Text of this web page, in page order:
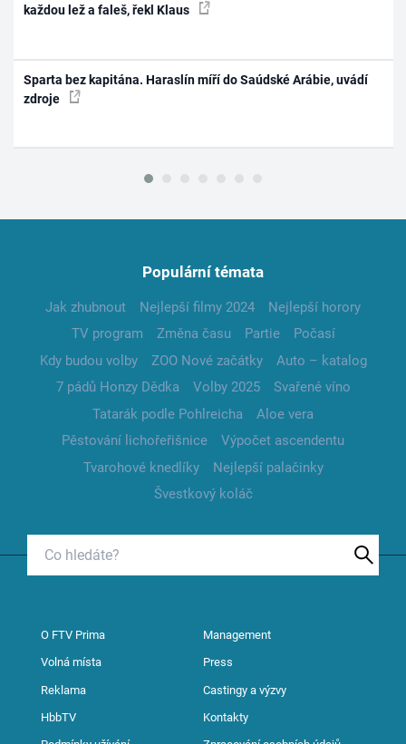
každou lež a faleš, řekl Klaus
Sparta bez kapitána. Haraslín míří do Saúdské Arábie, uvádí
zdroje
Populární témata
Jak zhubnout Nejlepší filmy 2024
Nejlepší horory
TV program
Změna času Partie
Počasí
Kdy budou volby
ZOO Nové začátky
Auto – katalog
7 pádů Honzy Dědka
Volby 2025
Svařené víno
Tatarák podle Pohlreicha
Aloe vera
Pěstování lichořeřišnice
Výpočet ascendentu
Tvarohové knedlíky
Nejlepší palačinky
Švestkový koláč
O FTV Prima Management
Volná místa Press
Reklama Castingy a výzvy
HbbTV Kontakty